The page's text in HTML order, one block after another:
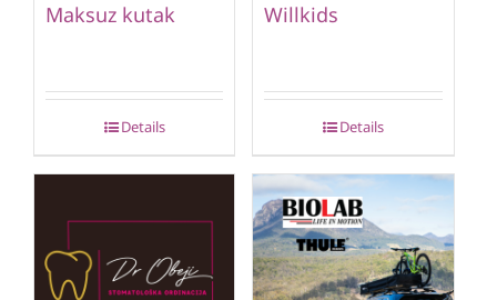
Maksuz kutak
Details
Willkids
Details